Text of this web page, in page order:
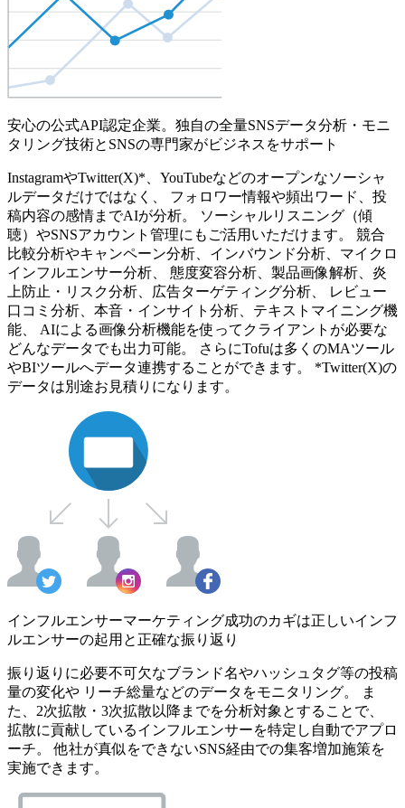
安心の公式API認定企業。独自の全量SNSデータ分析・モニ
タリング技術とSNSの専門家がビジネスをサポート
InstagramやTwitter(X)*、YouTubeなどのオープンなソーシャ
ルデータだけではなく、 フォロワー情報や頻出ワード、投
稿内容の感情までAIが分析。 ソーシャルリスニング（傾
聴）やSNSアカウント管理にもご活用いただけます。 競合
比較分析やキャンペーン分析、インバウンド分析、マイクロ
インフルエンサー分析、 態度変容分析、製品画像解析、炎
上防止・リスク分析、広告ターゲティング分析、 レビュー
口コミ分析、本音・インサイト分析、テキストマイニング機
能、 AIによる画像分析機能を使ってクライアントが必要な
どんなデータでも出力可能。 さらにTofuは多くのMAツール
やBIツールへデータ連携することができます。 *Twitter(X)の
データは別途お見積りになります。
インフルエンサーマーケティング成功のカギは正しいインフ
ルエンサーの起用と正確な振り返り
振り返りに必要不可欠なブランド名やハッシュタグ等の投稿
量の変化や リーチ総量などのデータをモニタリング。 ま
た、2次拡散・3次拡散以降までを分析対象とすることで、
拡散に貢献しているインフルエンサーを特定し自動でアプロ
ーチ。 他社が真似をできないSNS経由での集客増加施策を
実施できます。